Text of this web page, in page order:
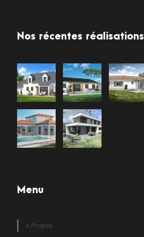
Nos récentes réalisations
Menu
A Propos